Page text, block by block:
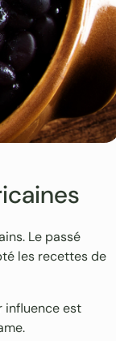
Le passé
les recettes de
influence est